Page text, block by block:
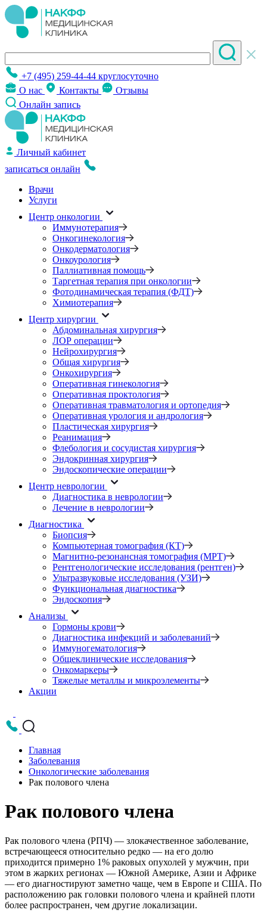
+7 (495) 259-44-44 круглосуточно
О нас
Контакты
Отзывы
Онлайн запись
Личный кабинет
записаться онлайн
Врачи
Услуги
Центр онкологии
Иммунотерапия
Онкогинекология
Онкодерматология
Онкоурология
Паллиативная помощь
Таргетная терапия при онкологии
Фотодинамическая терапия (ФДТ)
Химиотерапия
Центр хирургии
Абдоминальная хирургия
ЛОР операции
Нейрохирургия
Общая хирургия
Онкохирургия
Оперативная гинекология
Оперативная проктология
Оперативная травматология и ортопедия
Оперативная урология и андрология
Пластическая хирургия
Реанимация
Флебология и сосудистая хирургия
Эндокринная хирургия
Эндоскопические операции
Центр неврологии
Диагностика в неврологии
Лечение в неврологии
Диагностика
Биопсия
Компьютерная томография (КТ)
Магнитно-резонансная томография (МРТ)
Рентгенологические исследования (рентген)
Ультразвуковые исследования (УЗИ)
Функциональная диагностика
Эндоскопия
Анализы
Гормоны крови
Диагностика инфекций и заболеваний
Иммуногематология
Общеклинические исследования
Онкомаркеры
Тяжелые металлы и микроэлементы
Акции
Главная
Заболевания
Онкологические заболевания
Рак полового члена
Рак полового члена
Рак полового члена (РПЧ) — злокачественное заболевание,
встречающееся относительно редко — на его долю
приходится примерно 1% раковых опухолей у мужчин, при
этом в жарких регионах — Южной Америке, Азии и Африке
— его диагностируют заметно чаще, чем в Европе и США. По
расположению рак головки полового члена и крайней плоти
более распространен, чем другие локализации.